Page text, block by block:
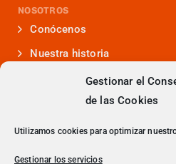
Gestionar el
de las Cookies
Utilizamos cookies para optimizar
Gestionar los servicios
NOSOTROS
Conócenos
Nuestra historia
Iniciativas que lideramos
Noticias y eventos
Presencia en medios